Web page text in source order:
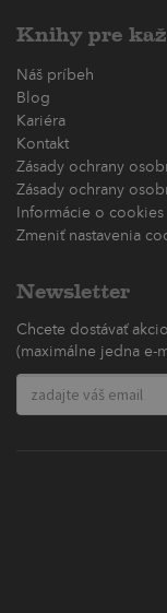
Knihy pre
Náš príbeh
Blog
Kariéra
Kontakt
Zásady ochrany
Zásady ochrany
Informácie o cookies
Zmeniť nastavenia
Newsletter
Chcete dostávať
(maximálne jedna e-